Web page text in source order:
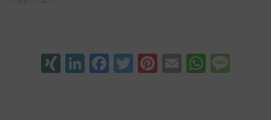
XINGLinkedIn
Facebook
Twitter
Pinterest
Email